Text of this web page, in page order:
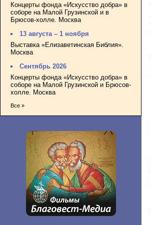
Концерты фонда «Искусство добра» в
соборе на Малой Грузинской и в
Брюсов-холле. Москва
13 августа – 1 ноября
Выставка «Елизаветинская Библия».
Москва
Сентябрь 2026
Концерты фонда «Искусство добра» в
соборе на Малой Грузинской и Брюсов-
холле. Москва
Все »